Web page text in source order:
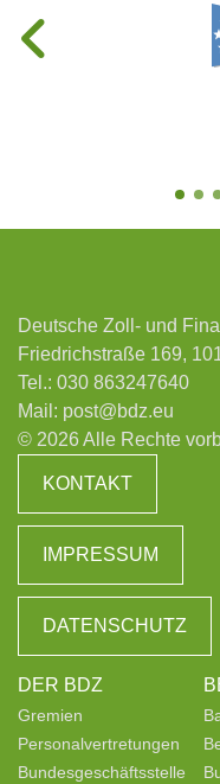
Deutsche Zoll- und
Friedrichstraße 169,
Tel.: 030 863247640
Mail: post@bdz.eu
© 2026 Alle Rechte
KONTAKT
IMPRESSUM
DATENSCHUTZ
DER BDZ
Gremien
Personalvertretungen
Bundesgeschäftsstelle